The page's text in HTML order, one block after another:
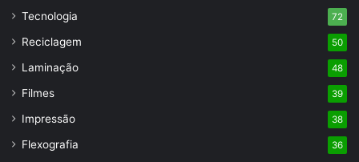
Tecnologia 72
Reciclagem 50
Laminação 48
Filmes 39
Impressão 38
Flexografia 36